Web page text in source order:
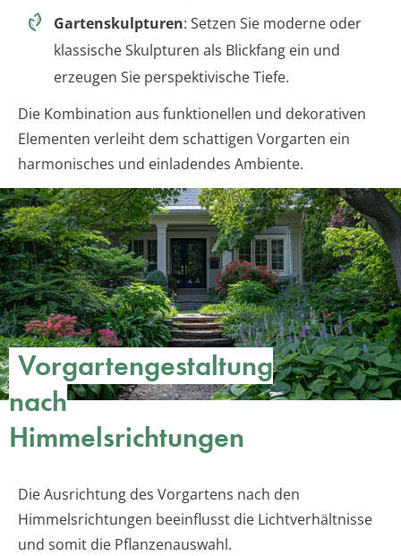
Gartenskulpturen: Setzen Sie moderne oder
klassische Skulpturen als Blickfang ein und
erzeugen Sie perspektivische Tiefe.
Die Kombination aus funktionellen und dekorativen
Elementen verleiht dem schattigen Vorgarten ein
harmonisches und einladendes Ambiente.
Vorgartengestaltung
nach
Himmelsrichtungen
Die Ausrichtung des Vorgartens nach den
Himmelsrichtungen beeinflusst die Lichtverhältnisse
und somit die Pflanzenauswahl.